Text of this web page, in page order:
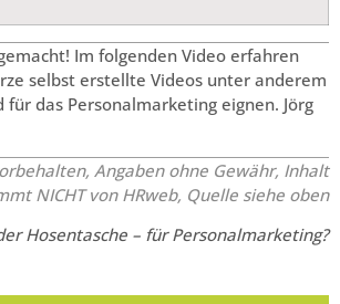
Im folgenden Video erfahren
selbst erstellte Videos unter anderem
das Personalmarketing eignen. Jörg
Angaben ohne Gewähr, Inhalt
NICHT von HRweb, Quelle siehe oben
Hosentasche – für Personalmarketing?